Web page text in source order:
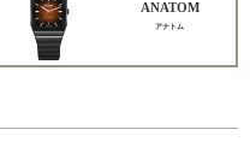
ANATOM
アナトム